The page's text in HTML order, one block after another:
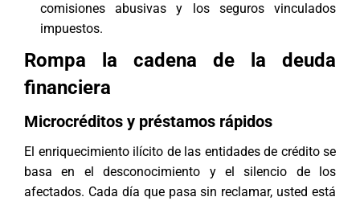
comisiones abusivas y los seguros vinculados
impuestos.
Rompa la cadena de la deuda
financiera
Microcréditos y préstamos rápidos
El enriquecimiento ilícito de las entidades de crédito se
basa en el desconocimiento y el silencio de los
afectados. Cada día que pasa sin reclamar, usted está